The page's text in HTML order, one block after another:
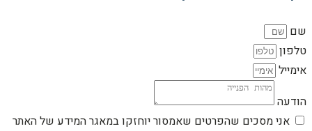
שם
טלפון
אימייל
הודעה
אני מסכים שהפרטים שאמסור יוחזקו במאגר המידע של האתר